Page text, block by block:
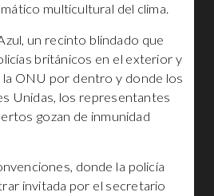
multicultural del clima.
un recinto blindado que
británicos en el exterior y
ONU por dentro y donde los
Unidas, los representantes
gozan de inmunidad
donde la policía
invitada por el secretario